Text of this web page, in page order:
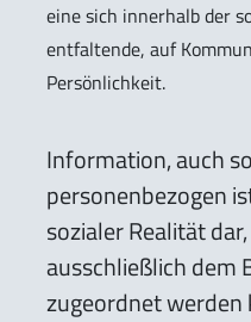
eine sich innerhalb der
entfaltende, auf
Persönlichkeit.
Information, auch
personenbezogen
sozialer Realität
ausschließlich dem
zugeordnet werden